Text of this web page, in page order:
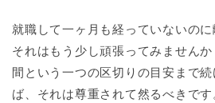
就職して一ヶ月も経っていないのに
それはもう少し頑張ってみません
間という一つの区切りの目安まで
ば、それは尊重されて然るべきです